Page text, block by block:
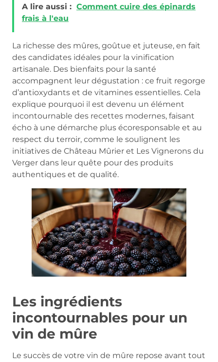
A lire aussi : Comment cuire des épinards
frais à l'eau
La richesse des mûres, goûtue et juteuse, en fait
des candidates idéales pour la vinification
artisanale. Des bienfaits pour la santé
accompagnent leur dégustation : ce fruit regorge
d’antioxydants et de vitamines essentielles. Cela
explique pourquoi il est devenu un élément
incontournable des recettes modernes, faisant
écho à une démarche plus écoresponsable et au
respect du terroir, comme le soulignent les
initiatives de Château Mûrier et Les Vignerons du
Verger dans leur quête pour des produits
authentiques et de qualité.
Les ingrédients
incontournables pour un
vin de mûre
Le succès de votre vin de mûre repose avant tout